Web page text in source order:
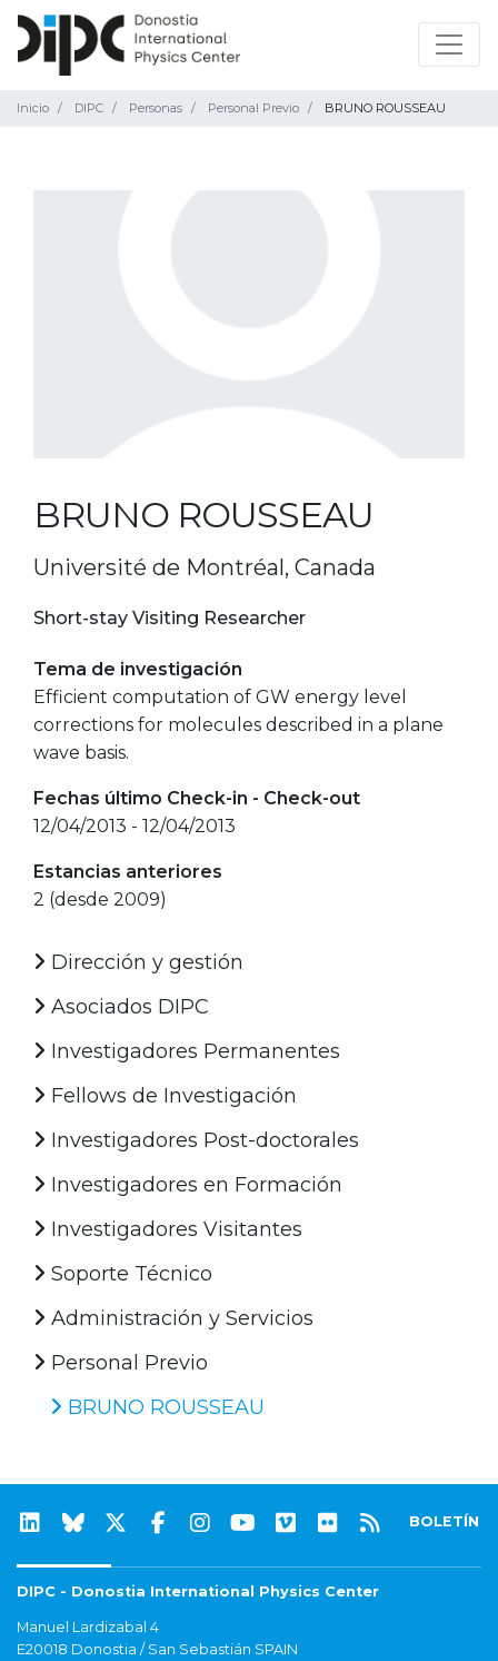
Inicio DIPC Personas Personal Previo BRUNO ROUSSEAU
BRUNO ROUSSEAU
Université de Montréal, Canada
Short-stay Visiting Researcher
Tema de investigación
Efficient computation of GW energy level
corrections for molecules described in a plane
wave basis.
Fechas último Check-in - Check-out
12/04/2013 - 12/04/2013
Estancias anteriores
2 (desde 2009)
Dirección y gestión
Asociados DIPC
Investigadores Permanentes
Fellows de Investigación
Investigadores Post-doctorales
Investigadores en Formación
Investigadores Visitantes
Soporte Técnico
Administración y Servicios
Personal Previo
BRUNO ROUSSEAU
BOLETÍN
DIPC - Donostia International Physics Center
Manuel Lardizabal 4
E20018 Donostia / San Sebastián SPAIN